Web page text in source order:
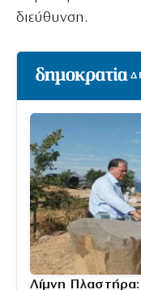
διεύθυνση.
Λίμνη Πλαστήρα: